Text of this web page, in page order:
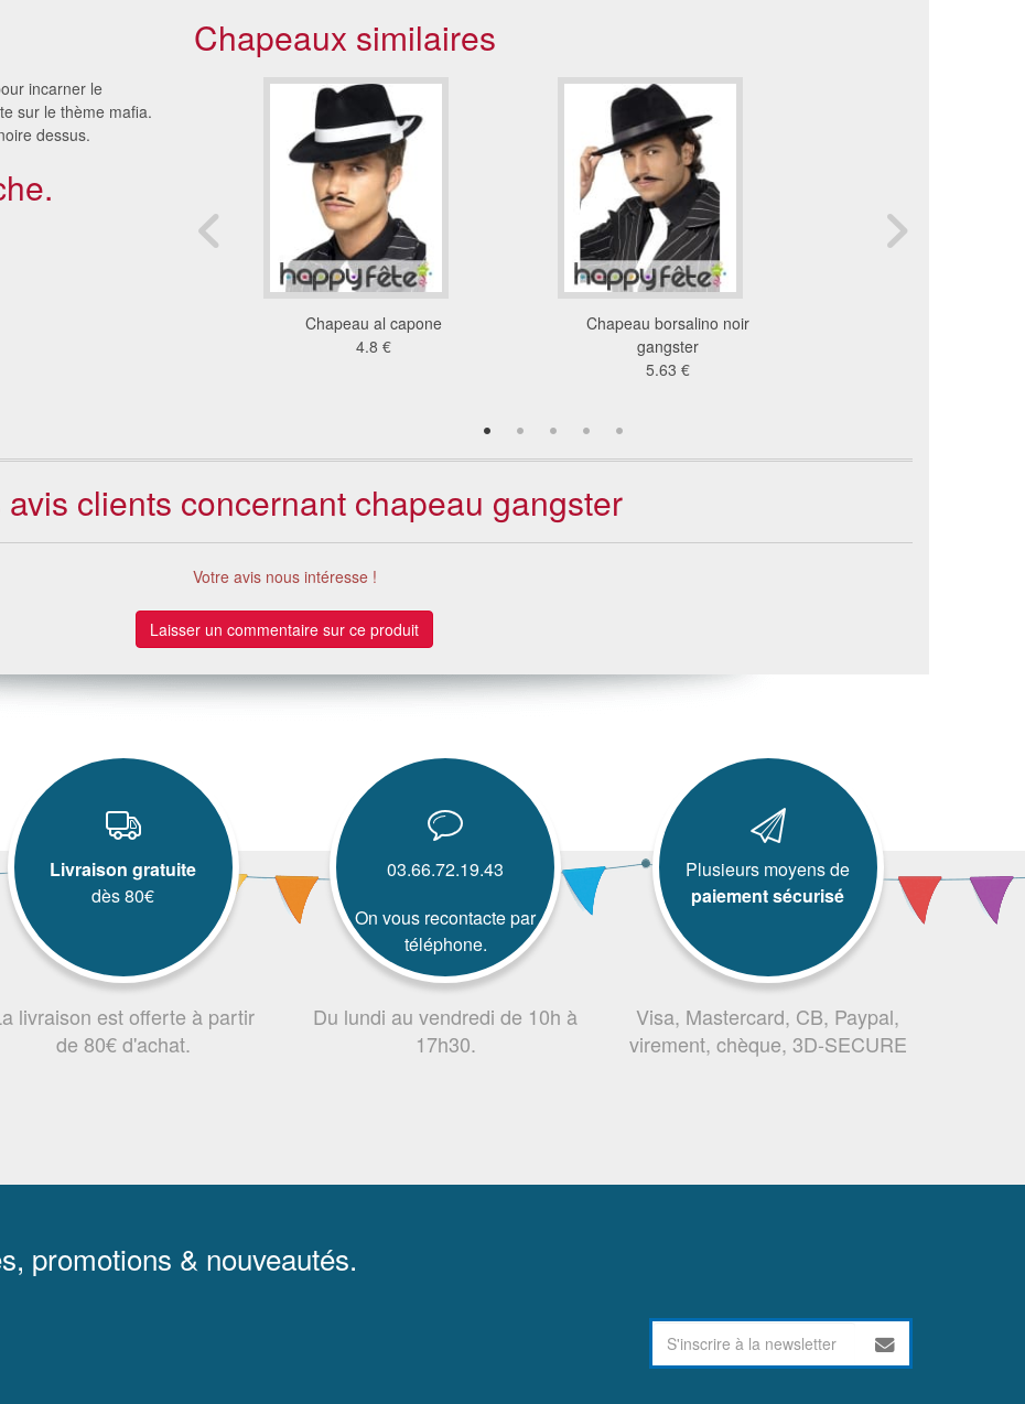
incarner le
sur le thème mafia.
dessus.
Chapeaux similaires
Chapeau al capone
4.8 €
Chapeau borsalino noir
gangster
5.63 €
avis clients concernant chapeau gangster
Votre avis nous intéresse !
Laisser un commentaire sur ce produit
Livraison gratuite
dès 80€
livraison est offerte à partir
de 80€ d'achat.
03.66.72.19.43
On vous recontacte par
téléphone.
Du lundi au vendredi de 10h à
17h30.
Plusieurs moyens de
paiement sécurisé
Visa, Mastercard, CB, Paypal,
virement, chèque, 3D-SECURE
promotions & nouveautés.